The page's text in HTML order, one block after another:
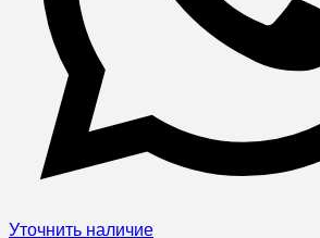
Уточнить наличие